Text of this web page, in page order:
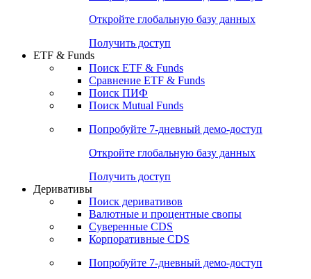
Откройте глобальную базу данных
Получить доступ
ETF & Funds
Поиск ETF & Funds
Сравнение ETF & Funds
Поиск ПИФ
Поиск Mutual Funds
Попробуйте 7-дневный демо-доступ
Откройте глобальную базу данных
Получить доступ
Деривативы
Поиск деривативов
Валютные и процентные свопы
Суверенные CDS
Корпоративные CDS
Попробуйте 7-дневный демо-доступ